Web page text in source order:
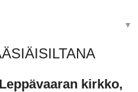
▼
kirkko,